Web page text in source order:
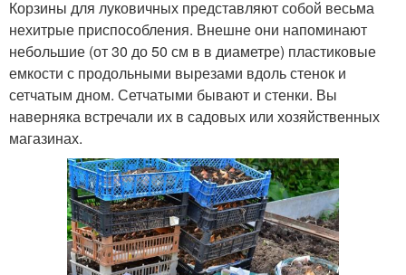
Корзины для луковичных представляют собой весьма
нехитрые приспособления. Внешне они напоминают
небольшие (от 30 до 50 см в в диаметре) пластиковые
емкости с продольными вырезами вдоль стенок и
сетчатым дном. Сетчатыми бывают и стенки. Вы
наверняка встречали их в садовых или хозяйственных
магазинах.